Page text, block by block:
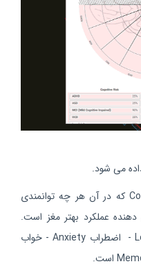
می شود.
- توانمندی شناختی یا Cognitive Index که در آن هر چه توانمندی
عملکرد بهتر مغز است.
شامل: خلق Mood - یادگیری Learning - اضطراب Anxiety - خواب